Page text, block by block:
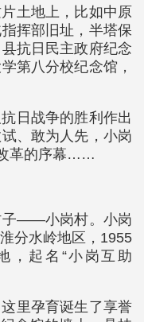
土地上，比如中原
挥部旧址，半塔保
抗日民主政府纪念
第八分校纪念馆，
日战争的胜利作出
、敢为人先，小岗
改革的序幕……
子——小岗村。小岗
分水岭地区，1955
，起名“小岗互助
里孕育诞生了享誉